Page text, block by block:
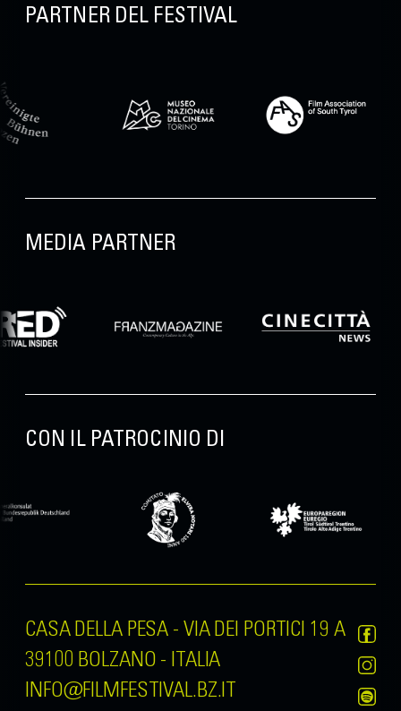
PARTNER DEL FESTIVAL
MEDIA PARTNER
CON IL PATROCINIO DI
CASA DELLA PESA - VIA DEI PORTICI 19 A
39100 BOLZANO - ITALIA
INFO@FILMFESTIVAL.BZ.IT